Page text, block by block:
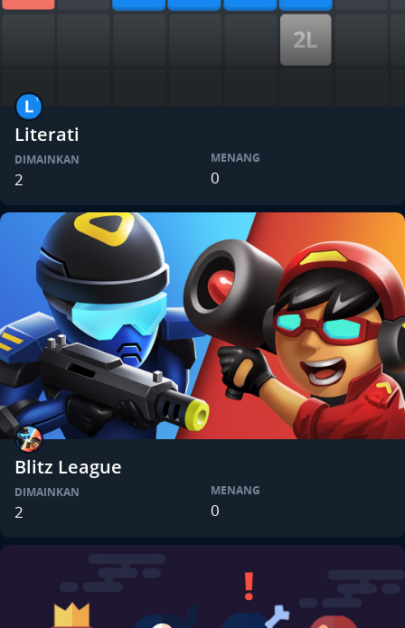
Literati
DIMAINKAN
2
MENANG
0
Blitz League
DIMAINKAN
2
MENANG
0